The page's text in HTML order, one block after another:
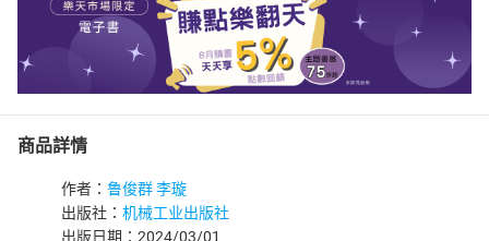
商品詳情
作者： 鲁俊群 李璇
出版社： 机械工业出版社
出版日期：2024/03/01